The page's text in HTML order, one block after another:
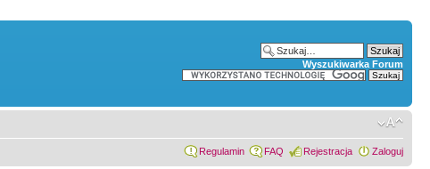
Wyszukiwarka Forum
Regulamin FAQ Rejestracja Zaloguj